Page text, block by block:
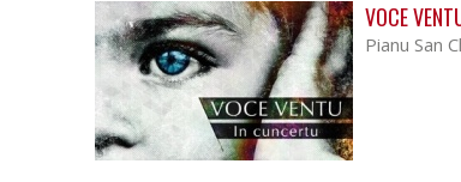
VOCE
Pianu San